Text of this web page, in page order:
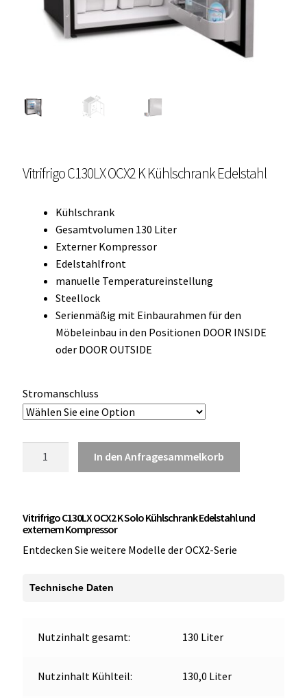
Einbau Kühlmöbel, externer Kompressor, Front:
schwarz, lichtgrau
Kühl- Gefrierkombinationen
Weinkühlschränke
Eiswürfelbereiter
Kühlkassetten
Kühl-/ Gefrierboxen tragbar
OCX 2 Serie
Geräte Optionen
FAQ´s zur Website
Konfigurator
Vitrifrigo C130LX OCX2 K Kühlschrank Edelstahl
Kühlschrank
Gesamtvolumen 130 Liter
Externer Kompressor
Edelstahlfront
manuelle Temperatureinstellung
Steellock
Serienmäßig mit Einbaurahmen für den
Möbeleinbau in den Positionen DOOR INSIDE
oder DOOR OUTSIDE
Stromanschluss
Kühlschrank
Edelstahl
Menge
In den Anfragesammelkorb
Vitrifrigo C130LX OCX2 K Solo Kühlschrank Edelstahl und
externem Kompressor
Entdecken Sie weitere Modelle der OCX2-Serie
Technische Daten
Nutzinhalt gesamt: 130 Liter
Nutzinhalt Kühlteil: 130,0 Liter